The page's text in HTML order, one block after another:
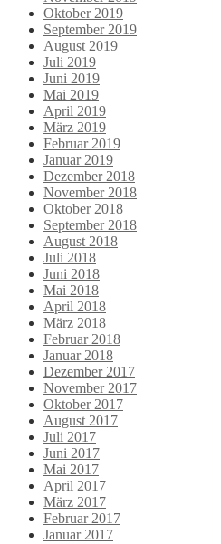
Oktober 2019
September 2019
August 2019
Juli 2019
Juni 2019
Mai 2019
April 2019
März 2019
Februar 2019
Januar 2019
Dezember 2018
November 2018
Oktober 2018
September 2018
August 2018
Juli 2018
Juni 2018
Mai 2018
April 2018
März 2018
Februar 2018
Januar 2018
Dezember 2017
November 2017
Oktober 2017
August 2017
Juli 2017
Juni 2017
Mai 2017
April 2017
März 2017
Februar 2017
Januar 2017